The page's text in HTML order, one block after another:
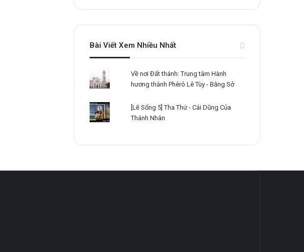
Bài Viết Xem Nhiều Nhất
Về nơi Đất thánh: Trung tâm Hành
hương thánh Phêrô Lê Tùy - Bằng Sở
[Lẽ Sống 5] Tha Thứ - Cái Dũng Của
Thánh Nhân